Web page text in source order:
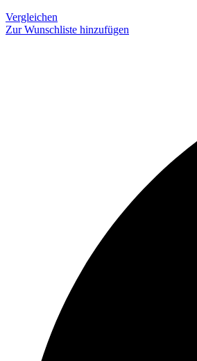
Vergleichen
Zur Wunschliste hinzufügen